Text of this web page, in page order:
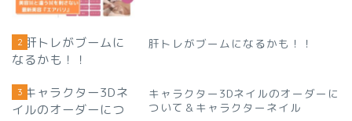
2 肝トレがブームになるかも！！
3
キャラクター3Dネイルのオーダーに
ついて＆キャラクターネイル